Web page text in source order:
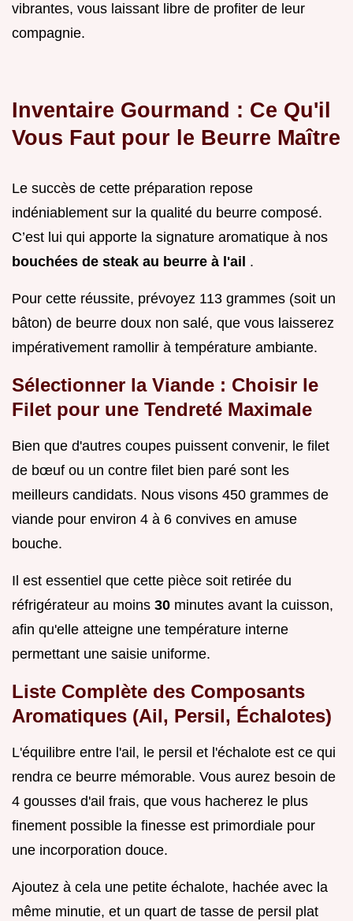
vibrantes, vous laissant libre de profiter de leur
compagnie.
Inventaire Gourmand : Ce Qu'il
Vous Faut pour le Beurre Maître
Le succès de cette préparation repose
indéniablement sur la qualité du beurre composé.
C’est lui qui apporte la signature aromatique à nos
bouchées de steak au beurre à l'ail .
Pour cette réussite, prévoyez 113 grammes (soit un
bâton) de beurre doux non salé, que vous laisserez
impérativement ramollir à température ambiante.
Sélectionner la Viande : Choisir le
Filet pour une Tendreté Maximale
Bien que d'autres coupes puissent convenir, le filet
de bœuf ou un contre filet bien paré sont les
meilleurs candidats. Nous visons 450 grammes de
viande pour environ 4 à 6 convives en amuse
bouche.
Il est essentiel que cette pièce soit retirée du
réfrigérateur au moins 30 minutes avant la cuisson,
afin qu'elle atteigne une température interne
permettant une saisie uniforme.
Liste Complète des Composants
Aromatiques (Ail, Persil, Échalotes)
L'équilibre entre l'ail, le persil et l'échalote est ce qui
rendra ce beurre mémorable. Vous aurez besoin de
4 gousses d'ail frais, que vous hacherez le plus
finement possible la finesse est primordiale pour
une incorporation douce.
Ajoutez à cela une petite échalote, hachée avec la
même minutie, et un quart de tasse de persil plat